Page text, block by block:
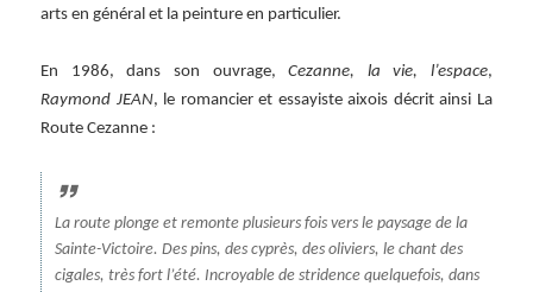
arts en général et la peinture en particulier.
En 1986, dans son ouvrage,Cezanne, la vie, l’espace,
Raymond JEAN, le romancier et essayiste aixois décrit ainsi La
Route Cezanne :
La route plonge et remonte plusieurs fois vers le paysage de la
Sainte-Victoire. Des pins, des cyprès, des oliviers, le chant des
cigales, très fort l’été. Incroyable de stridence quelquefois, dans